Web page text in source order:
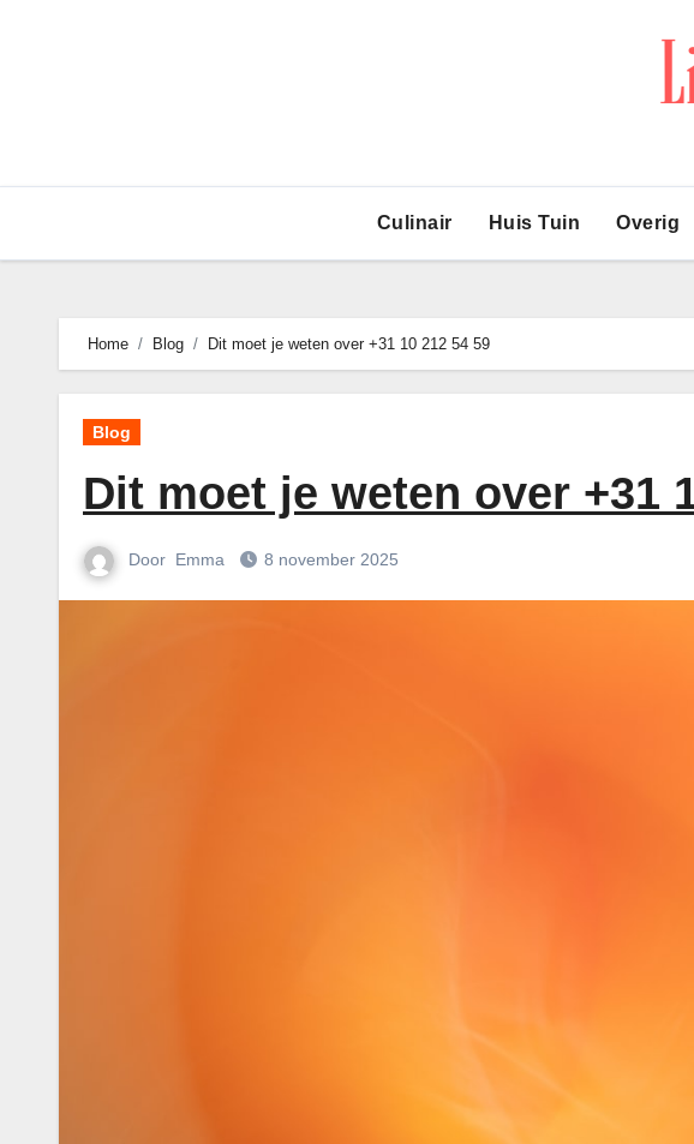
Culinair Huis Tuin Overig
Home Blog Dit moet je weten over +31 10 212 54 59
Blog
Dit moet je weten over +31
Door Emma 8 november 2025